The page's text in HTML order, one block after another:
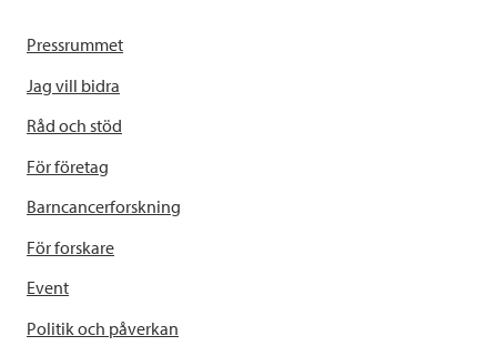
Pressrummet
Jag vill bidra
Råd och stöd
För företag
Barncancerforskning
För forskare
Event
Politik och påverkan